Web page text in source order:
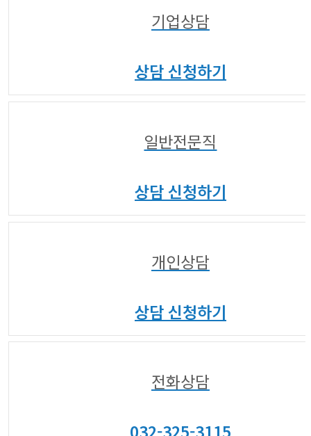
기업상담
상담 신청하기
일반전문직
상담 신청하기
개인상담
상담 신청하기
전화상담
032-325-3115